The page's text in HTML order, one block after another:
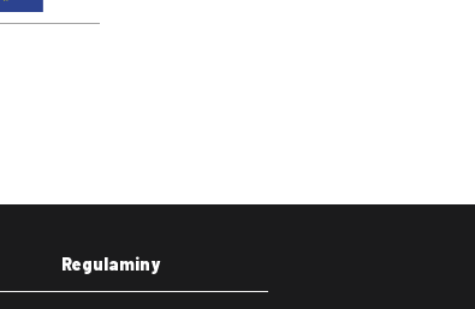
Regulaminy